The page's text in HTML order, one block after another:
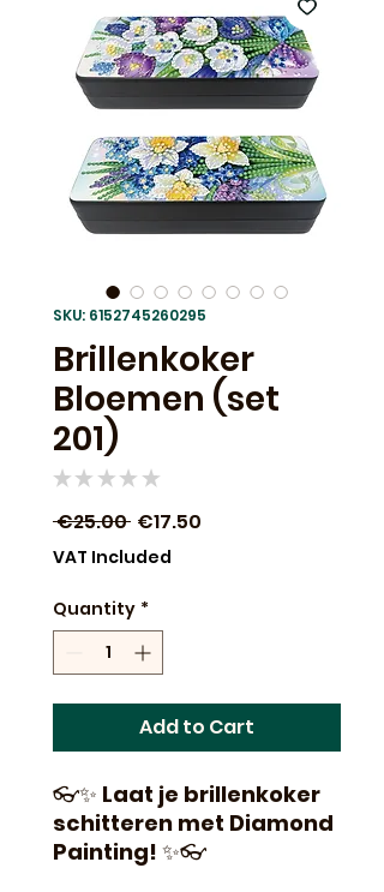
SKU: 6152745260295
Brillenkoker
Bloemen (set
201)
★ ★ ★ ★ ★
€25.00 Regular
Price
€17.50
VAT Included
Quantity *
Add to Cart
👓✨ Laat je brillenkoker
schitteren met Diamond
Painting! ✨👓